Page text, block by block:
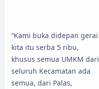
“Kami buka didepan gerai
kita itu serba 5 ribu,
khusus semua UMKM dari
seluruh Kecamatan ada
semua, dari Palas,